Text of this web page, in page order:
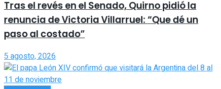
Tras el revés en el Senado, Quirno pidió la
renuncia de Victoria Villarruel: “Que dé un
paso al costado”
5 agosto, 2026